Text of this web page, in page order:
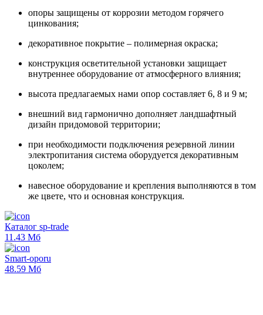
опоры защищены от коррозии методом горячего
цинкования;
декоративное покрытие – полимерная окраска;
конструкция осветительной установки защищает
внутреннее оборудование от атмосферного влияния;
высота предлагаемых нами опор составляет 6, 8 и 9 м;
внешний вид гармонично дополняет ландшафтный
дизайн придомовой территории;
при необходимости подключения резервной линии
электропитания система оборудуется декоративным
цоколем;
навесное оборудование и крепления выполняются в том
же цвете, что и основная конструкция.
Каталог sp-trade
11.43 Mб
Smart-oporu
48.59 Mб